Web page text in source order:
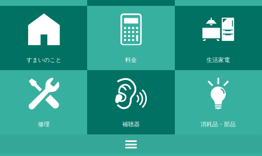
すまいのこと 料金 生活家電
修理 補聴器 消耗品・部品